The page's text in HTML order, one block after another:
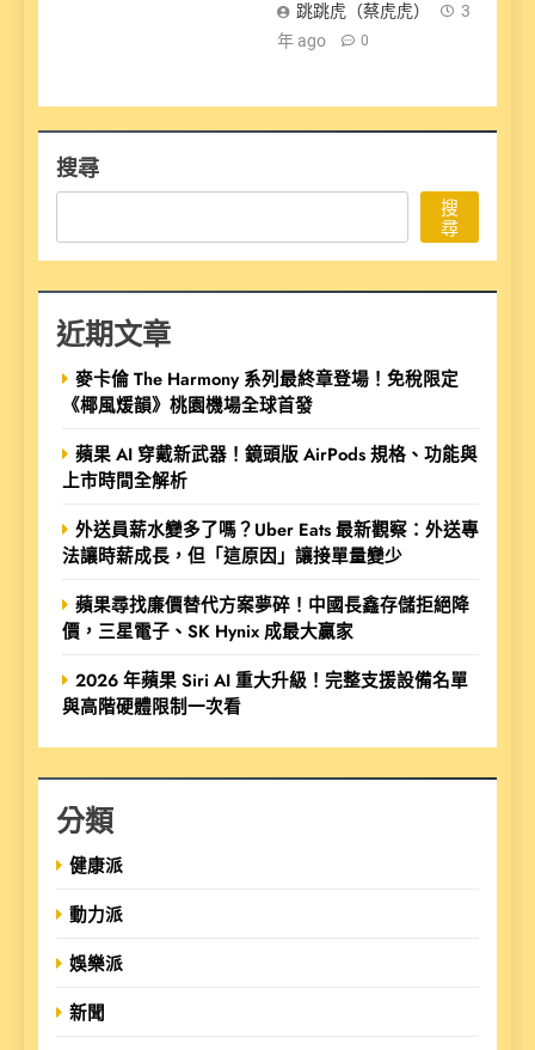
跳跳虎（蔡虎虎）
3
年 ago
0
搜尋
搜
尋
近期文章
麥卡倫 The Harmony 系列最終章登場！免稅限定
《椰風煖韻》桃園機場全球首發
蘋果 AI 穿戴新武器！鏡頭版 AirPods 規格、功能與
上市時間全解析
外送員薪水變多了嗎？Uber Eats 最新觀察：外送專
法讓時薪成長，但「這原因」讓接單量變少
蘋果尋找廉價替代方案夢碎！中國長鑫存儲拒絕降
價，三星電子、SK Hynix 成最大贏家
2026 年蘋果 Siri AI 重大升級！完整支援設備名單
與高階硬體限制一次看
分類
健康派
動力派
娛樂派
新聞